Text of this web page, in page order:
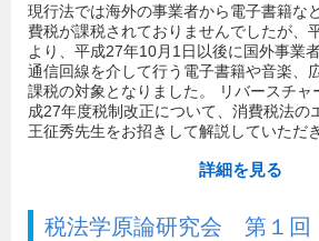
現行法では海外の事業者から電子書籍な
費税が課税されておりませんでしたが、
より、平成27年10月1日以後に国外事業
通信回線を介して行う電子書籍や音楽、
課税の対象となりました。 リバースチャ
成27年度税制改正について、消費税法の
王征秀先生をお招きして解説していただ
詳細を見る
税法学原論研究会 第１回